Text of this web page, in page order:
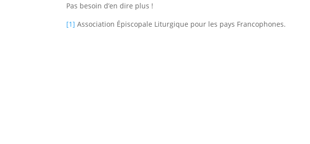
Pas besoin d’en dire plus !
[1] Association Épiscopale Liturgique pour les pays Francophones.